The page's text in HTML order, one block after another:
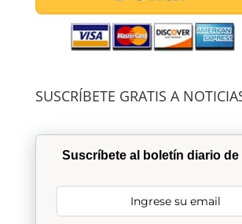
SUSCRÍBETE GRATIS A
Suscríbete al boletín diario